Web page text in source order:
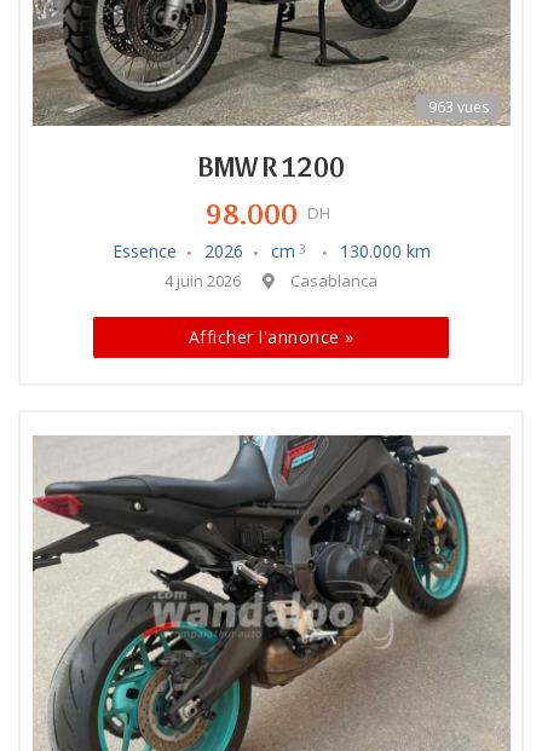
963 vues
BMW R 1200
98.000 DH
Essence 2026 cm 3 130.000 km
4 juin 2026 Casablanca
Afficher l'annonce »